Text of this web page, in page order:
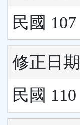
民國
修正日期
民國